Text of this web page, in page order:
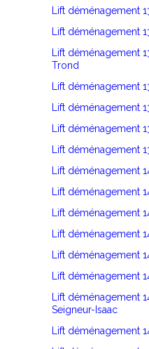
Lift déménagement
Lift déménagement
Lift déménagement
Trond
Lift déménagement
Lift déménagement
Lift déménagement
Lift déménagement
Lift déménagement
Lift déménagement
Lift déménagement
Lift déménagement
Lift déménagement
Lift déménagement
Lift déménagement
Seigneur-Isaac
Lift déménagement